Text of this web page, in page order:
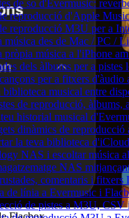
de so d'Evermusic:
reproducció d'Apple
reproducció M3U per a
música des de Mac / PC
pròpia música a l'iPhone
dels àlbums per a
per a fitxers
musical entre
de reproducció, àlbums,
historial musical
dinàmics de
la teva biblioteca
NAS i escoltar música
NAS
comentaris i
de línia a Evermusic i
de pistes a M3U,